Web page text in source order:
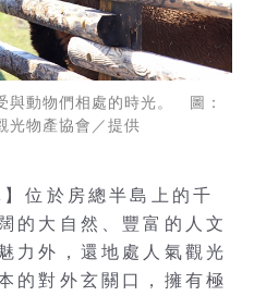
與動物們相處的時光。 圖：
光物產協會／提供
位於房總半島上的千
的大自然、豐富的人文
力外，還地處人氣觀光
的對外玄關口，擁有極